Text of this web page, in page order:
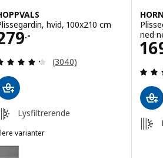
hvid, 100x210 cm
.-
279.-
Anmeld: 4.3 ud af 5
(3040)
Lysfiltrerende
varianter
HOPPVALS, Plissegardin, grå,
ned